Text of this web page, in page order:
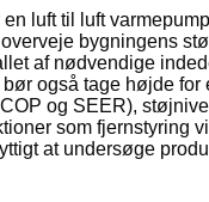
luft til luft
bygningens
af nødvendige
også tage højde for
og SEER),
som fjernstyring
at undersøge